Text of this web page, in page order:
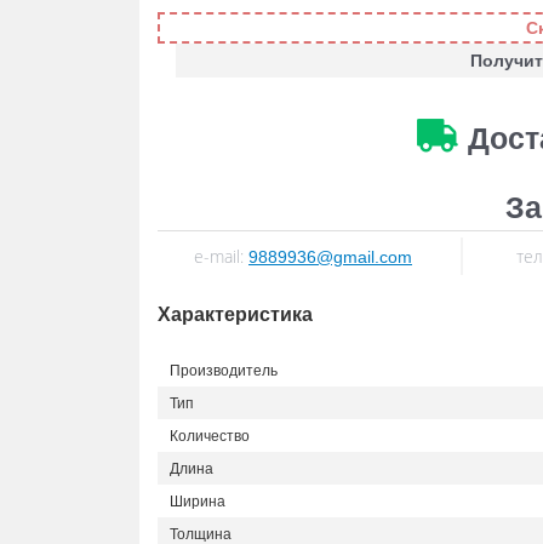
e-mail: 9889936@gmail.com
Характеристика
Производитель
Тип
Количество
Длина
Ширина
Толщина